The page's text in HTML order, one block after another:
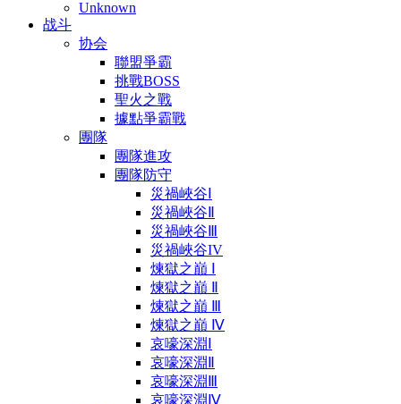
Unknown
战斗
协会
聯盟爭霸
挑戰BOSS
聖火之戰
據點爭霸戰
團隊
團隊進攻
團隊防守
災禍峽谷Ⅰ
災禍峽谷Ⅱ
災禍峽谷Ⅲ
災禍峽谷IV
煉獄之巔 Ⅰ
煉獄之巔 Ⅱ
煉獄之巔 Ⅲ
煉獄之巔 Ⅳ
哀嚎深淵Ⅰ
哀嚎深淵Ⅱ
哀嚎深淵Ⅲ
哀嚎深淵Ⅳ